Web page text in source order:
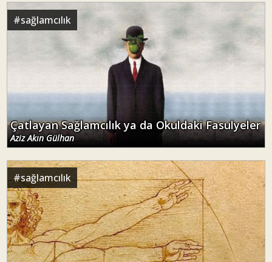
#sağlamcılık
Çatlayan Sağlamcılık ya da Okuldaki Fasulyeler
Aziz Akın Gülhan
#sağlamcılık